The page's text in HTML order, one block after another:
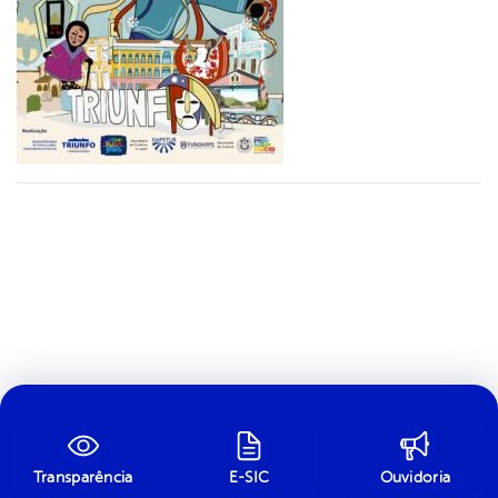
Transparência E-SIC Ouvidoria